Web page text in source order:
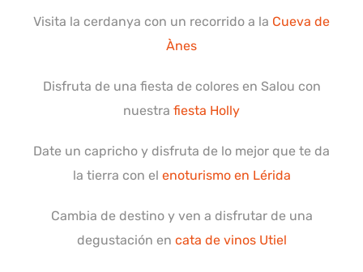
Visita la cerdanya con un recorrido a la Cueva de
Ànes
Disfruta de una fiesta de colores en Salou con
nuestra fiesta Holly
Date un capricho y disfruta de lo mejor que te da
la tierra con el enoturismo en Lérida
Cambia de destino y ven a disfrutar de una
degustación en cata de vinos Utiel